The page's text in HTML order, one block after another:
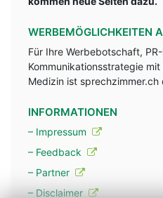
WERBEMÖGLICHKEITEN
Für Ihre Werbebotschaft,
Kommunikationsstrategie
Medizin ist sprechzimmer.ch
INFORMATIONEN
– Impressum
– Feedback
– Partner
– Disclaimer